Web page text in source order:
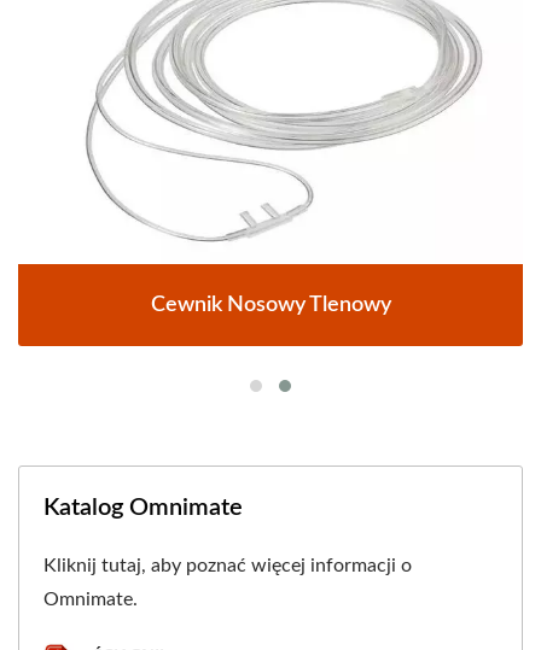
Cewnik Nosowy Tlenowy
Katalog Omnimate
Kliknij tutaj, aby poznać więcej informacji o
Omnimate.